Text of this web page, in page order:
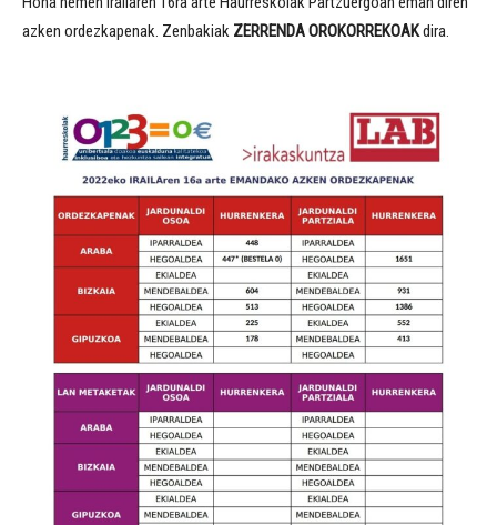
azken ordezkapenak. Zenbakiak ZERRENDA OROKORREKOAKdira.